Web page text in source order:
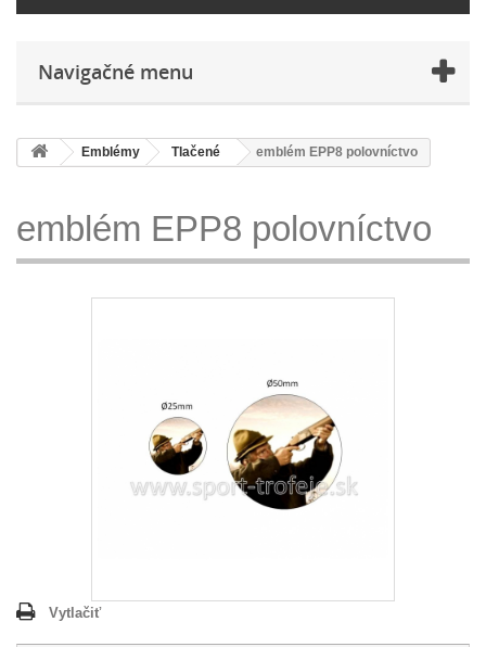
Navigačné menu
Emblémy Tlačené emblém EPP8 polovníctvo
emblém EPP8 polovníctvo
Vytlačiť